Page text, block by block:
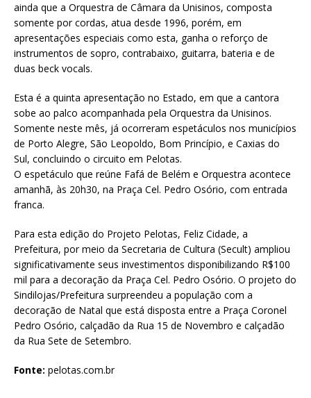
ainda que a Orquestra de Câmara da Unisinos, composta
somente por cordas, atua desde 1996, porém, em
apresentações especiais como esta, ganha o reforço de
instrumentos de sopro, contrabaixo, guitarra, bateria e de
duas beck vocals.
Esta é a quinta apresentação no Estado, em que a cantora
sobe ao palco acompanhada pela Orquestra da Unisinos.
Somente neste mês, já ocorreram espetáculos nos municípios
de Porto Alegre, São Leopoldo, Bom Princípio, e Caxias do
Sul, concluindo o circuito em Pelotas.
O espetáculo que reúne Fafá de Belém e Orquestra acontece
amanhã, às 20h30, na Praça Cel. Pedro Osório, com entrada
franca.
Para esta edição do Projeto Pelotas, Feliz Cidade, a
Prefeitura, por meio da Secretaria de Cultura (Secult) ampliou
significativamente seus investimentos disponibilizando R$100
mil para a decoração da Praça Cel. Pedro Osório. O projeto do
Sindilojas/Prefeitura surpreendeu a população com a
decoração de Natal que está disposta entre a Praça Coronel
Pedro Osório, calçadão da Rua 15 de Novembro e calçadão
da Rua Sete de Setembro.
Fonte: pelotas.com.br